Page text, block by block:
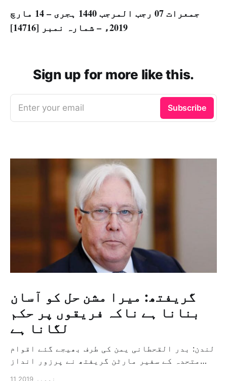
جمعرات 07 رجب المرجب 1440 ہجری – 14 مارچ
2019ء – شمارہ نمبر [14716]
Sign up for more like this.
Enter your email Subscribe
گریفتھ: میرا مشن حل کو آسان
بنانا ہے ناکہ فریقوں پر حکم
لگانا ہے
لندن: بدر القحطانی یمن کی طرف بھیجے گئے اقوام
متحدہ کے سفیر مارٹن گریفتھ نے پرزور انداز
11 نومبر 2019